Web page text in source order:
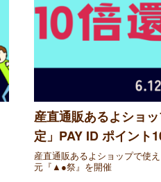
産直通販あるよショ
定」PAY ID ポイント
産直通販あるよショップで使
元『▲●祭』を開催